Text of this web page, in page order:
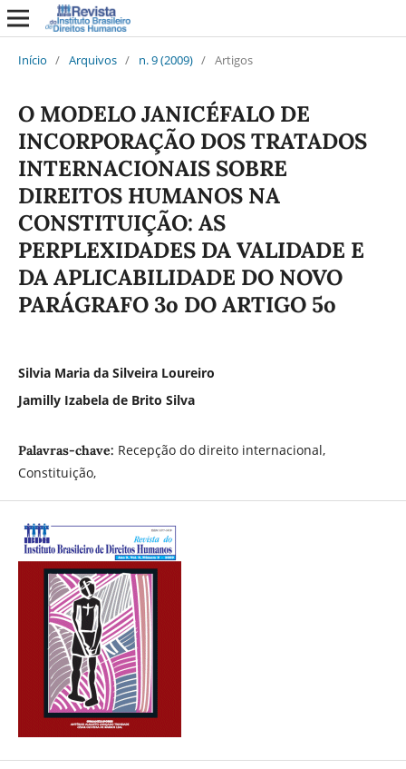
Início / Arquivos / n. 9 (2009) / Artigos
O MODELO JANICÉFALO DE
INCORPORAÇÃO DOS TRATADOS
INTERNACIONAIS SOBRE
DIREITOS HUMANOS NA
CONSTITUIÇÃO: AS
PERPLEXIDADES DA VALIDADE E
DA APLICABILIDADE DO NOVO
PARÁGRAFO 3o DO ARTIGO 5o
Silvia Maria da Silveira Loureiro
Jamilly Izabela de Brito Silva
Palavras-chave: Recepção do direito internacional,
Constituição,